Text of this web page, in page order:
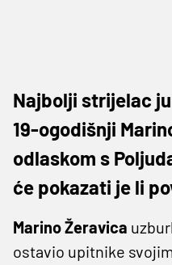
Najbolji strijelac
19-ogodišnji
odlaskom s
će pokazati je li
Marino Žeravica
ostavio upitnike